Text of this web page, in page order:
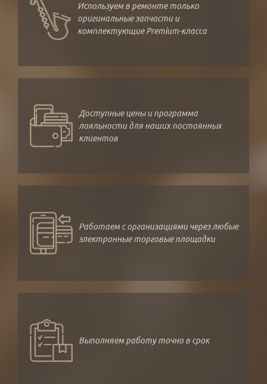
Используем в ремонте только
оригинальные запчасти и
комплектующие Premium-класса
Доступные цены и программа
лояльности для наших постоянных
клиентов
Работаем с организациями через любые
электронные торговые площадки
Выполняем работу точно в срок